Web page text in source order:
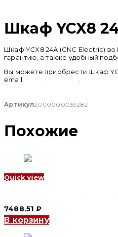
Шкаф YCX8
Шкаф YCX8 24A (CNC Electric)
гарантию, а также удобный
Вы можете приобрести Шкаф
email
Артикул2000000039282
Похожие
Quick view
7488.51 ₽
В корзину